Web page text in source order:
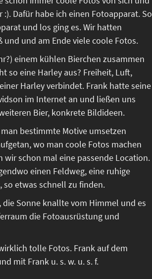
Dafür habe ich einen Fotoapparat. So
und los ging es. Wir hatten
und und am Ende viele coole Fotos.
einem kühlen Bierchen zusammen
so eine Harley aus? Freiheit, Luft,
Harley verbindet. Frank hatte seine
im Internet an und ließen uns
Bier, konkrete Bildideen.
bestimmte Motive umsetzen
wo man coole Fotos machen
wir schon mal eine passende Location.
einen Feldweg, eine ruhige
so etwas schnell zu finden.
Sonne knallte vom Himmel und es
die Fotoausrüstung und
tolle Fotos. Frank auf dem
mit Frank u. s. w. u. s. f.